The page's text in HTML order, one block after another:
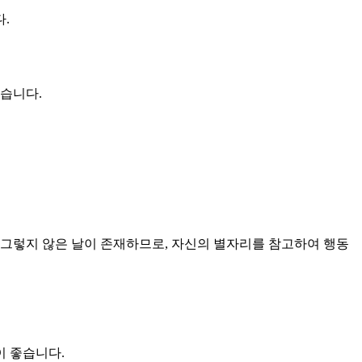
.
니다.
렇지 않은 날이 존재하므로, 자신의 별자리를 참고하여 행동
좋습니다.